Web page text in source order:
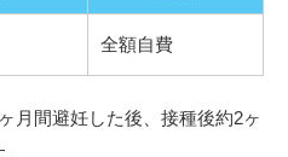
全額自費
月間避妊した後、接種後約2ヶ